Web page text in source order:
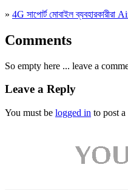
» 4G সাপোর্ট মোবাইল ব্যবহারকারীরা
Comments
So empty here ... leave a
Leave a Reply
You must be logged in to post a